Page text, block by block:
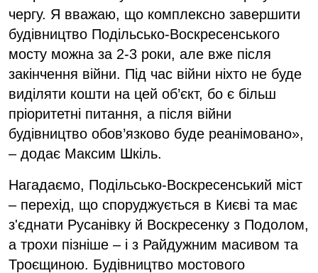
чергу. Я вважаю, що комплексно завершити
будівництво Подільсько-Воскресенського
мосту можна за 2-3 роки, але вже після
закінчення війни. Під час війни ніхто не буде
виділяти кошти на цей об’єкт, бо є більш
пріоритетні питання, а після війни
будівництво обов’язково буде реанімовано»,
– додає Максим Шкіль.
Нагадаємо, Подільсько-Воскресенський міст
– перехід, що споруджується в Києві та має
з'єднати Русанівку й Воскресенку з Подолом,
а трохи пізніше – і з Райдужним масивом та
Троєщиною. Будівництво мостового